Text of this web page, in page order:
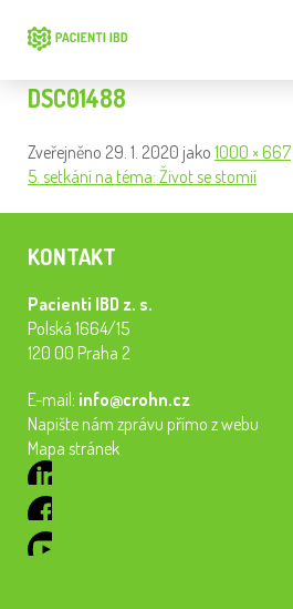
DSC01488
Zveřejněno 29. 1. 2020 jako 1000 × 667
5. setkání na téma: Život se stomií
KONTAKT
Pacienti IBD z. s.
Polská 1664/15
120 00 Praha 2
E-mail: info@crohn.cz
Napište nám zprávu přímo z webu
Mapa stránek